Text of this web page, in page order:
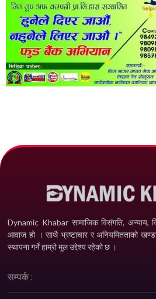
Dynamic Khabar सामाजिक विसंगति, अन्याय,
आवाज हो । साथै भ्रष्टाचार र अनियमितताको
स्थापना गर्ने हाम्रो मूल उद्देश्य रहेको छ ।
सम्पर्क :